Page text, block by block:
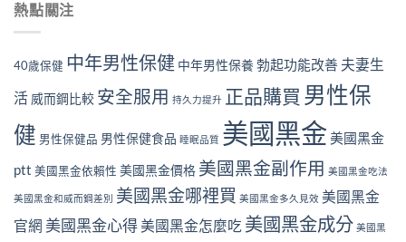
熱點關注
40歲保健 中年男性保健 中年男性保養 勃起功能改善 夫妻生
活 威而鋼比較 安全服用 持久力提升 正品購買 男性保
健 男性保健品 男性保健食品 睡眠品質 美國黑金美國黑金
ptt 美國黑金依賴性 美國黑金價格 美國黑金副作用 美國黑金吃法
美國黑金和威而鋼差別 美國黑金哪裡買 美國黑金多久見效 美國黑金
官網 美國黑金心得美國黑金怎麼吃 美國黑金成分 美國黑